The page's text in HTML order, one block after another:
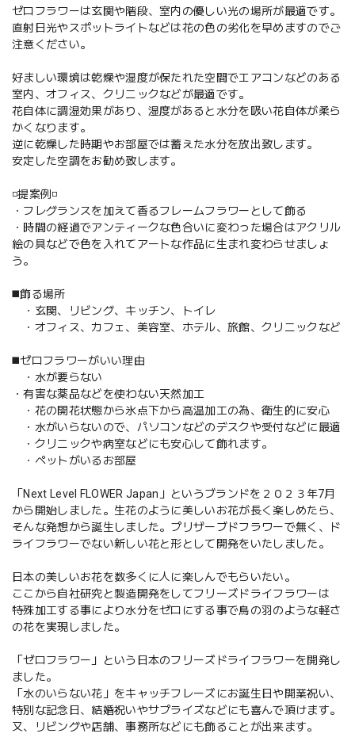
ゼロフラワーは玄関や階段、室内の優しい光の場所が最適です。
直射日光やスポットライトなどは花の色の劣化を早めますのでご
注意ください。
好ましい環境は乾燥や湿度が保たれた空間でエアコンなどのある
室内、オフィス、クリニックなどが最適です。
花自体に調湿効果があり、湿度があると水分を吸い花自体が柔ら
かくなります。
逆に乾燥した時期やお部屋では蓄えた水分を放出致します。
安定した空調をお勧め致します。
◽️提案例◽️
・フレグランスを加えて香るフレームフラワーとして飾る
・時間の経過でアンティークな色合いに変わった場合はアクリル
絵の具などで色を入れてアートな作品に生まれ変わらせましょ
う。
◼️飾る場所
・玄関、リビング、キッチン、トイレ
・オフィス、カフェ、美容室、ホテル、旅館、クリニックなど
◼️ゼロフラワーがいい理由
・水が要らない
・有害な薬品などを使わない天然加工
・花の開花状態から氷点下から高温加工の為、衛生的に安心
・水がいらないので、パソコンなどのデスクや受付などに最適
・クリニックや病室などにも安心して飾れます。
・ペットがいるお部屋
「Next Level FLOWER Japan」というブランドを２０２３年7月
から開始しました。生花のように美しいお花が長く楽しめたら、
そんな発想から誕生しました。プリザーブドフラワーで無く、ド
ライフラワーでない新しい花と形として開発をいたしました。
日本の美しいお花を数多くに人に楽しんでもらいたい。
ここから自社研究と製造開発をしてフリーズドライフラワーは
特殊加工する事により水分をゼロにする事で鳥の羽のような軽さ
の花を実現しました。
「ゼロフラワー」という日本のフリーズドライフラワーを開発し
ました。
「水のいらない花」をキャッチフレーズにお誕生日や開業祝い、
特別な記念日、結婚祝いやサプライズなどにも喜んで頂けます。
又、リビングや店舗、事務所などにも飾ることが出来ます。